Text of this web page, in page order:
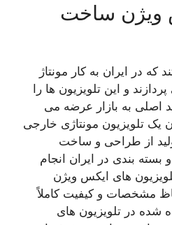
ویژن ساخت
در ایران به کار مونتاژ
و این تلویزیون ها را
اصلی به بازار عرضه می
یک تلویزیون مونتاژی خارجی
از طراحی و ساخت
بندی در ایران انجام
های ایکس ویژن
مشخصات و کیفیت کاملاً
شده در تلویزیون های